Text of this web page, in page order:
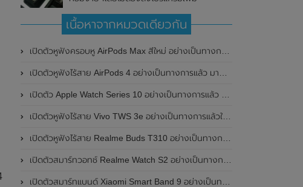
เนื้อหาจากหมวดเดียวกัน
เปิดตัวหูฟังครอบหู AirPods Max สีใหม่ อย่างเป็นทางการแล้ว
เปิดตัวหูฟังไร้สาย AirPods 4 อย่างเป็นทางการแล้ว มาพร้อม ANC และฟีเจอร์ใหม่มากมาย
เปิดตัว Apple Watch Series 10 อย่างเป็นทางการแล้ว มาพร้อมชิปเซ็ตรุ่น S10
เปิดตัวหูฟังไร้สาย Vivo TWS 3e อย่างเป็นทางการแล้วในประเทศอินเดีย มาพร้อมระบบตัดเสียงรบกวน ANC ที่ 30dB , ป้องกันฝุ่นและกันน้ำที่ระดับ IP54 , แบตเตอรี่สามารถใช้งานนานสูงสุด 36 ชั่วโมง
เปิดตัวหูฟังไร้สาย Realme Buds T310 อย่างเป็นทางการในประเทศอินเดีย มาพร้อมระบบตัดเสียงรบกวน ANC สูงสุด 46dB , เสียงรอบทิศทาง 360 องศา , แบตเตอรี่สามารถใช้งานได้นานสูงสุด 40 ชั่วโมง
เปิดตัวสมาร์ทวอทช์ Realme Watch S2 อย่างเป็นทางการในประเทศอินเดีย มาพร้อมตัวเรือนสแตนเลสสตีล , หน้าจอแสดงผล AMOLED ขนาด 1.43 นิ้ว , แบตเตอรี่ขนาดใหญ่ใช้งานได้นาน 20 วัน และรองรับคำสั่งเสียง Super AI Engine ที่ขับเคลื่อนโดย ChatGPT
เปิดตัวสมาร์ทแบนด์ Xiaomi Smart Band 9 อย่างเป็นทางการแล้ว มาพร้อมหน้าจอ AMOLED ขนาด 1.62 นิ้ว , ตัวเรือนเป็นโลหะ และแบตเตอรี่สุดอึดสามารถใช้งานได้นานถึง 21 วัน